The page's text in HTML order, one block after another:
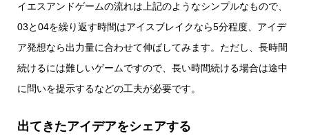
イエスアンドゲームの流れは上記のようなシンプルなもので、
03と04を繰り返す時間はアイスブレイクなら5分程度、アイデ
ア発想なら出力量に合わせて伸ばしてみます。ただし、長時間
続けるには難しいゲームですので、長い時間続ける場合は途中
に問いを提示するなどの工夫が必要です。
出てきたアイデアをシェアする